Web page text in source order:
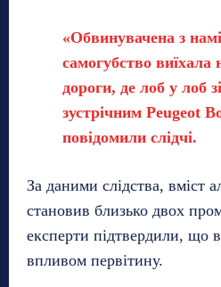
«Обвинувачена з
самогубство виїхала
дороги, де лоб у лоб
зустрічним Peugeot
повідомили слідчі.
За даними слідства, вміст
становив близько двох
експерти підтвердили, що
впливом первітину.